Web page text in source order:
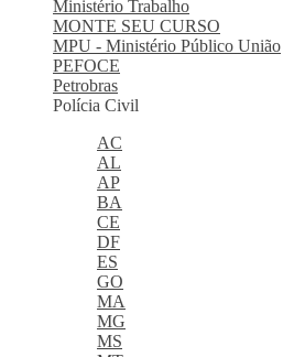
Ministério Trabalho
MONTE SEU CURSO
MPU - Ministério Público União
PEFOCE
Petrobras
Polícia Civil
AC
AL
AP
BA
CE
DF
ES
GO
MA
MG
MS